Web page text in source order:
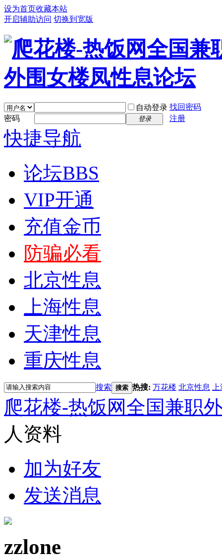
设为首页收藏本站
开启辅助访问 切换到宽版
自动登录 找回密码
密码
登录 注册
快捷导航
论坛BBS
VIP开通
充值金币
防骗必看
北京性息
上海性息
天津性息
重庆性息
搜索 搜索 热搜: 万花楼 北京性息
爬花楼-热饭网全国兼职
人资料
加为好友
发送消息
zzlone